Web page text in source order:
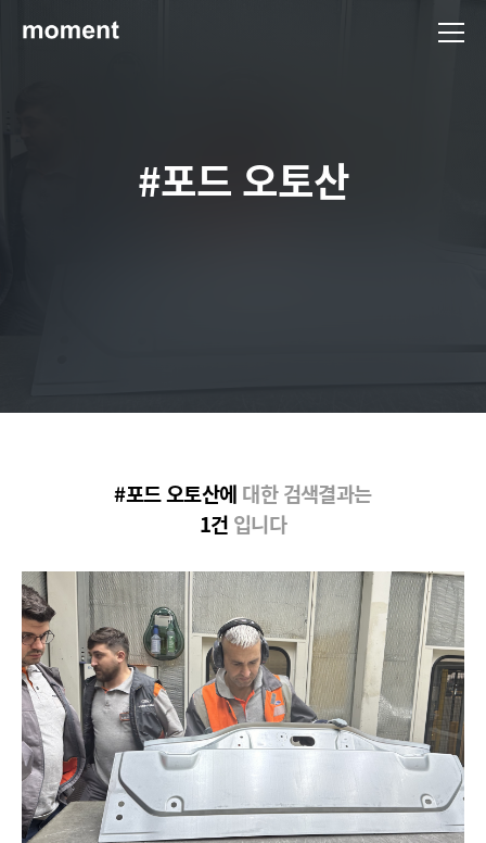
#포드 오토산
#포드 오토산에 대한 검색결과는
1건 입니다